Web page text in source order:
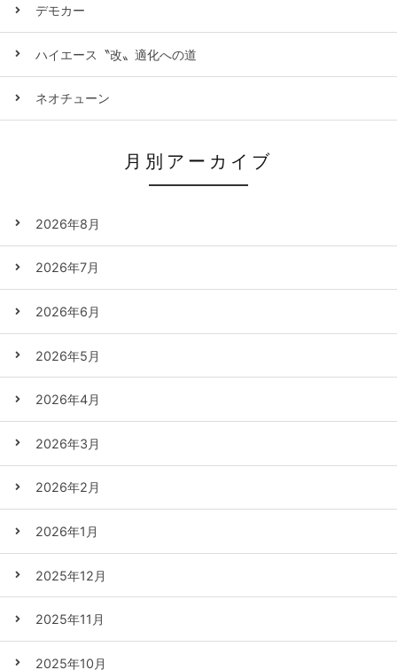
デモカー
ハイエース〝改〟適化への道
ネオチューン
月別アーカイブ
2026年8月
2026年7月
2026年6月
2026年5月
2026年4月
2026年3月
2026年2月
2026年1月
2025年12月
2025年11月
2025年10月